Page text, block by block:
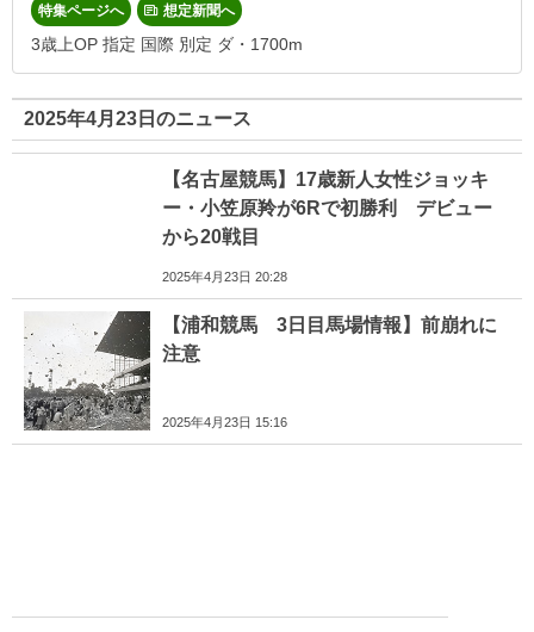
特集ページへ 想定新聞へ
3歳上OP 指定 国際 別定 ダ・1700m
2025年4月23日のニュース
【名古屋競馬】17歳新人女性ジョッキ
ー・小笠原羚が6Rで初勝利 デビュー
から20戦目
2025年4月23日 20:28
【浦和競馬 3日目馬場情報】前崩れに
注意
2025年4月23日 15:16